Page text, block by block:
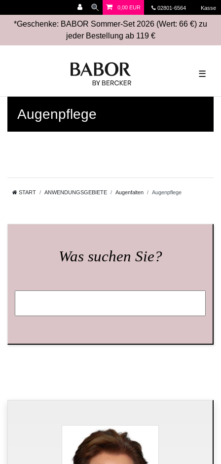
02801-6564 Kasse
0,00 EUR
*Geschenke: BABOR Sommer-Set 2026 (Wert: 66 €) zu
jeder Bestellung ab 119 €
☰
Augenpflege
START ANWENDUNGSGEBIETE Augenfalten Augenpflege
Was suchen Sie?